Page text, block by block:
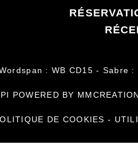
: WB CD15 - Sabre :
POWERED BY
DE COOKIES -